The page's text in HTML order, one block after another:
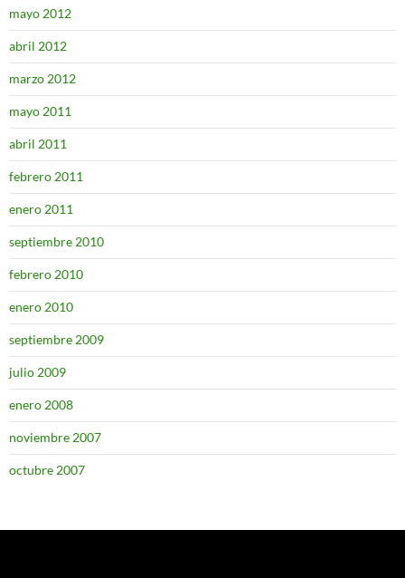
mayo 2012
abril 2012
marzo 2012
mayo 2011
abril 2011
febrero 2011
enero 2011
septiembre 2010
febrero 2010
enero 2010
septiembre 2009
julio 2009
enero 2008
noviembre 2007
octubre 2007